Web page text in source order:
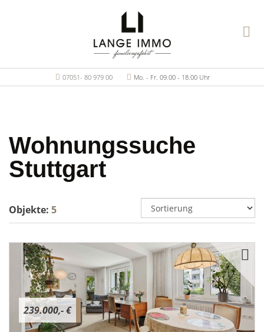
07051- 80 979 00 Mo. - Fr. 09.00 - 18.00 Uhr
Wohnungssuche
Stuttgart
Objekte: 5
239.000,- €